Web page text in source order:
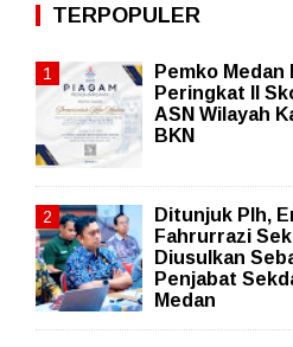
TERPOPULER
Pemko Medan
Peringkat II
ASN Wilayah
BKN
Ditunjuk Plh,
Fahrurrazi
Diusulkan
Penjabat
Medan